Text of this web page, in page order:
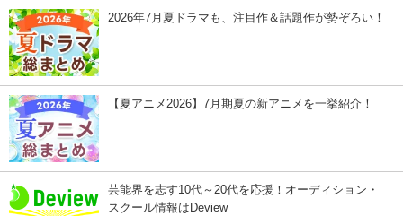
2026年7月夏ドラマも、注目作＆話題作が勢ぞろい！
【夏アニメ2026】7月期夏の新アニメを一挙紹介！
芸能界を志す10代～20代を応援！オーディション・
スクール情報はDeview